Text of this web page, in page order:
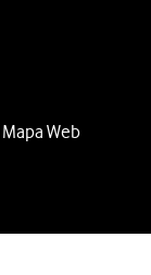
Mapa Web